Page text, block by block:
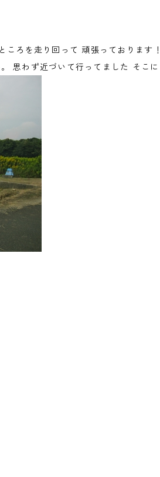
ころを走り回って 頑張っております
思わず近づいて行ってました そこ